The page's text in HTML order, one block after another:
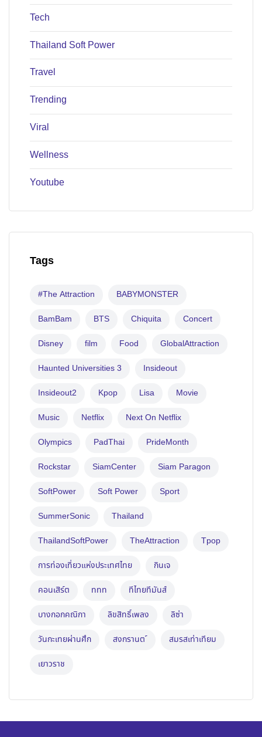
Tech
Thailand Soft Power
Travel
Trending
Viral
Wellness
Youtube
Tags
#The Attraction BABYMONSTER
BamBam BTS Chiquita Concert
Disney film Food GlobalAttraction
Haunted Universities 3 Insideout
Insideout2 Kpop Lisa Movie
Music Netflix Next On Netflix
Olympics PadThai PrideMonth
Rockstar SiamCenter Siam Paragon
SoftPower Soft Power Sport
SummerSonic Thailand
ThailandSoftPower TheAttraction Tpop
การท่องเที่ยวแห่งประเทศไทย กินเจ
คอนเสิร์ต ททท ทีไทยทีมันส์
บางกอกคณิกา ลิขสิทธิ์เพลง ลิซ่า
วันกะเทยผ่านศึก สงกรานต ์ สมรสเท่าเทียม
เยาวราช